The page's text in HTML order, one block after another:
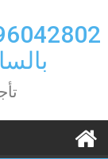
to
content